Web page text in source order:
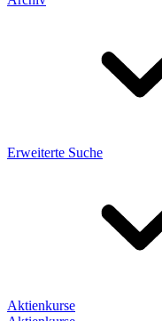
Erweiterte Suche
Aktienkurse